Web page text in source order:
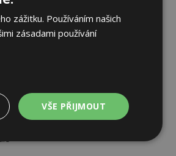
zážitku. Používáním našich
zásadami používání
VŠE PŘIJMOUT
Nezařazené